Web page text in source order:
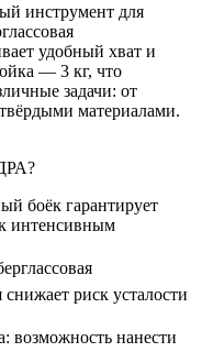
инструмент для
удобный хват и
— 3 кг, что
задачи: от
материалами.
боёк гарантирует
к интенсивным
риск усталости
возможность нанести